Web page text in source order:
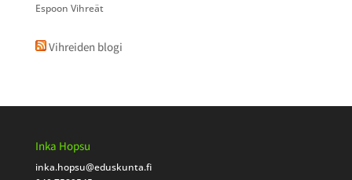
Espoon Vihreät
Vihreiden blogi
Inka Hopsu
inka.hopsu@eduskunta.fi